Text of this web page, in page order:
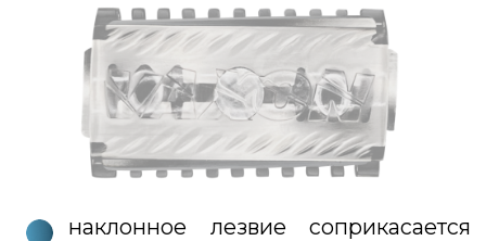
Конструкция получилась
традиционной для косореза —
классическая, состоит из
ааааэлементов:
3
2
1